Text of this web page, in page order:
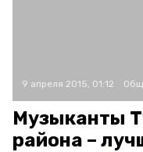
9 апреля 2015, 01:12
Музыканты
района –